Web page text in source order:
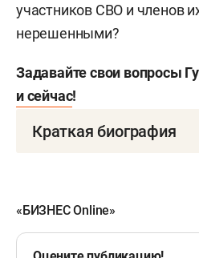
участников СВО и членов
нерешенными?
Задавайте свои вопросы
и сейчас!
Краткая биография
специальности «история»
труда и социальных
«БИЗНЕС Online»